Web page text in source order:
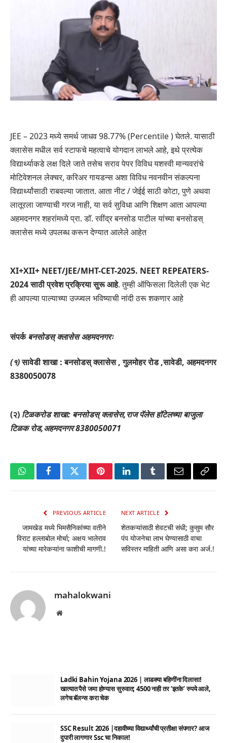
JEE – 2023 मध्ये समर्थ जाधव 98.77% (Percentile ) घेतले. यासाठी
क्लासेस मधील सर्व स्टाफचे महत्वाचे योगदान लाभले आहे, इथे प्रत्येक
विद्यार्थ्याकडे लक्ष दिले जाते तसेच सराव पेपर विविध यशस्वी मान्यवरांचे
मोटिवेशनल लेक्चर, करिअर गायडन्स अशा विविध नवनवीन संकल्पना
विद्यार्थ्यांसाठी राबवल्या जातात. आता नीट / जेईई साठी कोटा, पुणे अथवा
लातूरला जाण्याची गरज नाही, या सर्व सुविधा आणि शिक्षण आता आपल्या
अहमदनगर शहरांमध्ये प्रा. डॉ. रवींद्र बनसोड पाटील यांच्या बनसोडस्
क्लासेस मध्ये उपलब्ध करून देण्यात आलेले आहेत
XI+XII+ NEET/JEE/MHT-CET-2025. NEET REPEATERS-
2024 साठी प्रवेश प्रक्रिया सुरू आहे. तुम्ही ऑफिसला दिलेली एक भेट
ही आपल्या पाल्याच्या उज्ज्वल भविष्याची नांदी ठरू शकणार आहे
संपर्कबनसोडस् क्लासेस अहमदनगरः
(१)सावेडी शाखा : बनसोडस् क्लासेस , गुलमोहर रोड ,सावेडी, अहमदनगर
8380050078
(२) टिळकरोड शाखा: बनसोडस् क्लासेस,राज पॅलेस हॉटेलच्या बाजुला
टिळक रोड,अहमदनगर 8380050071
WhatsAppFacebookTwitterPinterestLinkedInTumblrEmail Copy
PREVIOUS ARTICLE
जामखेड मध्ये भिमसैनिकांच्या वतीने
विराट हल्लाबोल मोर्चा; अक्षय भालेराव
यांच्या मारेकऱ्यांना फाशीची मागणी.!
NEXT ARTICLE
शेतकऱ्यांसाठी शेवटची संधी; कुसुम सौर
पंप योजनेचा लाभ घेण्यासाठी वाचा
सविस्तर माहिती आणि असा करा अर्ज.!
mahalokwani
Website
Ladki Bahin Yojana 2026 | लाडक्या बहिणींना दिलासा!
खात्यात पैसे जमा होण्यास सुरुवात; 4500 नाही तर ‘इतके’ रुपये आले,
लगेच बॅलन्स करा चेक
SSC Result 2026 |दहावीच्या विद्यार्थ्यांची प्रतीक्षा संपणार? आज
दुपारी लागणार Ssc चा निकाल!